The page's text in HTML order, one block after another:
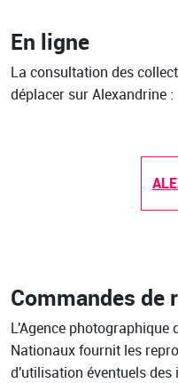
En ligne
La consultation des
déplacer sur Alexandrine :
Commandes de
L'Agence photographique
Nationaux fournit les
d'utilisation éventuels